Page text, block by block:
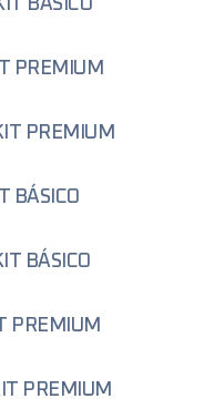
BÁSICO
PREMIUM
PREMIUM
BÁSICO
BÁSICO
PREMIUM
PREMIUM